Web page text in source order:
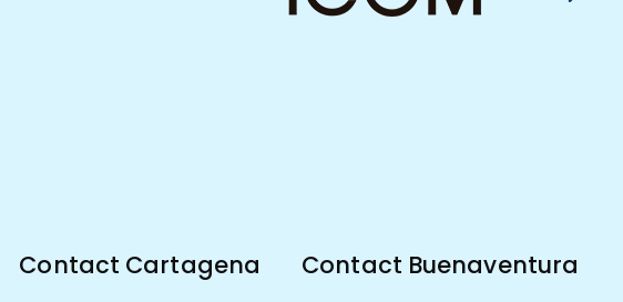
Contact Cartagena Contact Buenaventura